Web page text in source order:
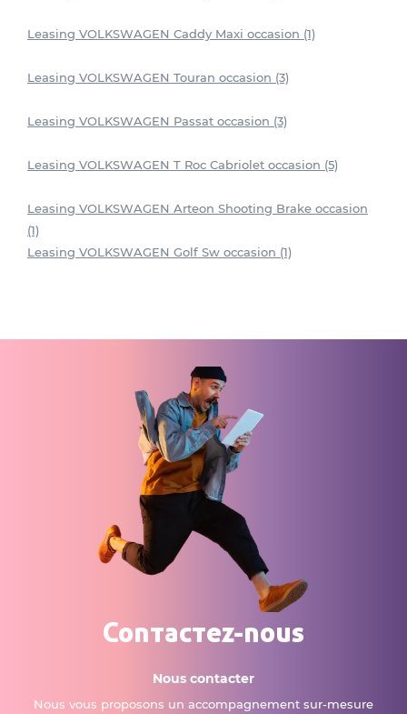
Leasing VOLKSWAGEN Caddy Maxi occasion (1)
Leasing VOLKSWAGEN Touran occasion (3)
Leasing VOLKSWAGEN Passat occasion (3)
Leasing VOLKSWAGEN T Roc Cabriolet occasion (5)
Leasing VOLKSWAGEN Arteon Shooting Brake occasion
(1)
Leasing VOLKSWAGEN Golf Sw occasion (1)
Contactez-nous
Nous contacter
Nous vous proposons un accompagnement sur-mesure